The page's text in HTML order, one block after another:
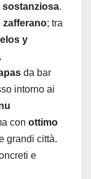
sostanziosa.
zafferano; tra
y
,
da bar
intorno ai
con ottimo
grandi città.
e